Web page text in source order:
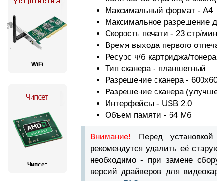
WiFi
Чипсет
Максимальный формат - A4
Максимальное разрешение
Скорость печати - 23 стр/
Время выхода первого
Ресурс ч/б картриджа/
Тип сканера - планшетный
Разрешение сканера -
Разрешение сканера
Интерфейсы - USB 2.0
Объем памяти - 64 Мб
Внимание! Перед
рекомендутся удалить её
необходимо - при замене
версий драйверов для